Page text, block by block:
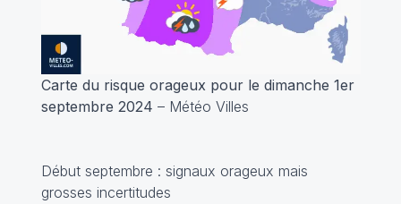
Carte du risque orageux pour le dimanche 1er
septembre 2024 – Météo Villes
Début septembre : signaux orageux mais
grosses incertitudes